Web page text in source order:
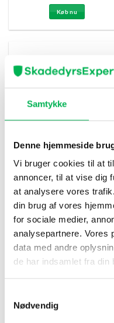
Samtykke
Denne hjemmeside
Vi bruger cookies til at
annoncer, til at vise dig
at analysere vores
din brug af vores
for sociale medier,
analysepartnere. Vores
data med andre
de har indsamlet fra din
Nødvendig
var:
237 kr.
Køb nu
-24%
Musefælde 5-pakke
195kr Den
oprindelige
pris
195 kr.
149krDen
aktuelle
pris
er:
149
Køb nu
Vælg
den indeholde det